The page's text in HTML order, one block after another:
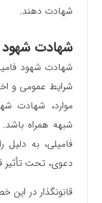
شهادت دهند.
شهادت شهود
شهادت شهود
شرایط عمومی و
موارد، شهادت
شبهه همراه
فامیلی، به دلیل
دعوی، تحت تأثیر
قانونگذار در